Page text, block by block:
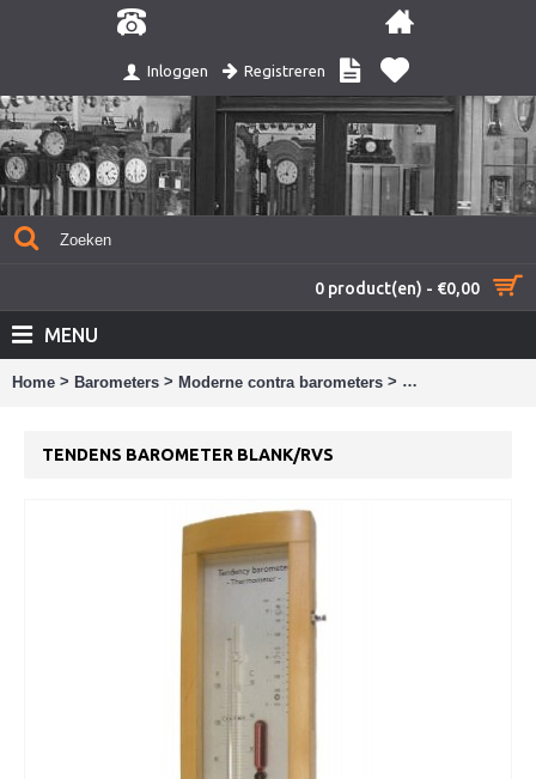
Inloggen Registreren
0 product(en) - €0,00
MENU
Home > Barometers > Moderne contra barometers > Tendens
TENDENS BAROMETER BLANK/RVS